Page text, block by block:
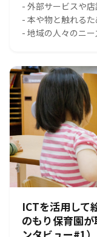
- 外部サービスや
- 本や物と触れる
- 地域の人々のニ
ICTを活用して
のもり保育園